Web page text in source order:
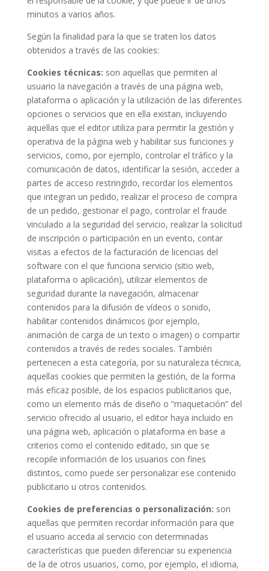
minutos a varios años.
Según la finalidad para la que se traten los datos
obtenidos a través de las cookies:
Cookies técnicas: son aquellas que permiten al
usuario la navegación a través de una página web,
plataforma o aplicación y la utilización de las diferentes
opciones o servicios que en ella existan, incluyendo
aquellas que el editor utiliza para permitir la gestión y
operativa de la página web y habilitar sus funciones y
servicios, como, por ejemplo, controlar el tráfico y la
comunicación de datos, identificar la sesión, acceder a
partes de acceso restringido, recordar los elementos
que integran un pedido, realizar el proceso de compra
de un pedido, gestionar el pago, controlar el fraude
vinculado a la seguridad del servicio, realizar la solicitud
de inscripción o participación en un evento, contar
visitas a efectos de la facturación de licencias del
software con el que funciona servicio (sitio web,
plataforma o aplicación), utilizar elementos de
seguridad durante la navegación, almacenar
contenidos para la difusión de vídeos o sonido,
habilitar contenidos dinámicos (por ejemplo,
animación de carga de un texto o imagen) o compartir
contenidos a través de redes sociales. También
pertenecen a esta categoría, por su naturaleza técnica,
aquellas cookies que permiten la gestión, de la forma
más eficaz posible, de los espacios publicitarios que,
como un elemento más de diseño o “maquetación” del
servicio ofrecido al usuario, el editor haya incluido en
una página web, aplicación o plataforma en base a
criterios como el contenido editado, sin que se
recopile información de los usuarios con fines
distintos, como puede ser personalizar ese contenido
publicitario u otros contenidos.
Cookies de preferencias o personalización: son
aquellas que permiten recordar información para que
el usuario acceda al servicio con determinadas
características que pueden diferenciar su experiencia
de la de otros usuarios, como, por ejemplo, el idioma,